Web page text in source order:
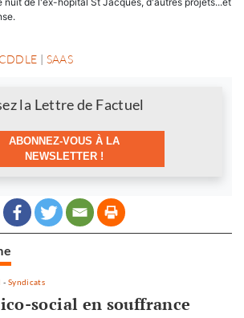
CDDLE | SAAS
la Lettre de Factuel
ABONNEZ-VOUS À LA
NEWSLETTER !
- Syndicats
social en souffrance